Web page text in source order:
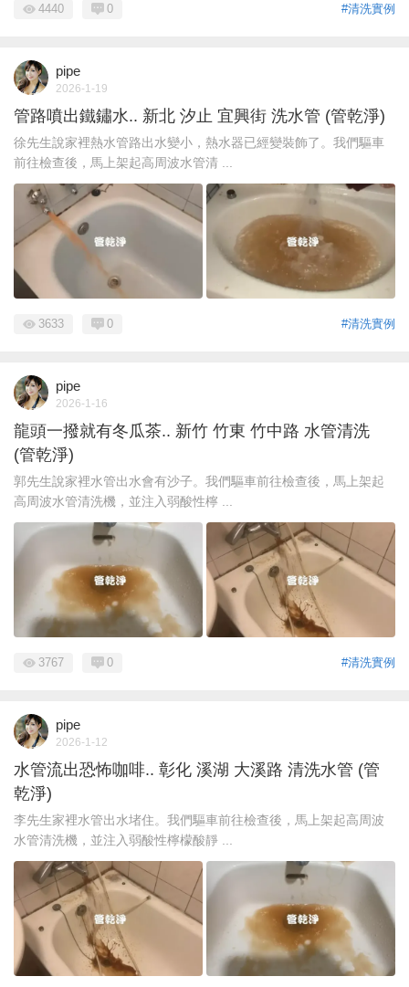
#清洗實例
4440 0
pipe
2026-1-19
管路噴出鐵鏽水.. 新北 汐止 宜興街 洗水管 (管乾淨)
徐先生說家裡熱水管路出水變小，熱水器已經變裝飾了。我們驅車
前往檢查後，馬上架起高周波水管清 ...
#清洗實例
3633 0
pipe
2026-1-16
龍頭一撥就有冬瓜茶.. 新竹 竹東 竹中路 水管清洗
(管乾淨)
郭先生說家裡水管出水會有沙子。我們驅車前往檢查後，馬上架起
高周波水管清洗機，並注入弱酸性檸 ...
#清洗實例
3767 0
pipe
2026-1-12
水管流出恐怖咖啡.. 彰化 溪湖 大溪路 清洗水管 (管
乾淨)
李先生家裡水管出水堵住。我們驅車前往檢查後，馬上架起高周波
水管清洗機，並注入弱酸性檸檬酸靜 ...